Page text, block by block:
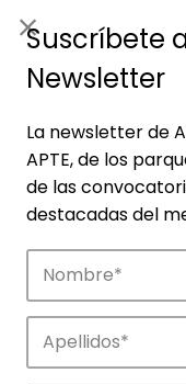
Descubre las
Suscríbete
Newsletter
La newsletter de
APTE, de los
de las
destacadas del